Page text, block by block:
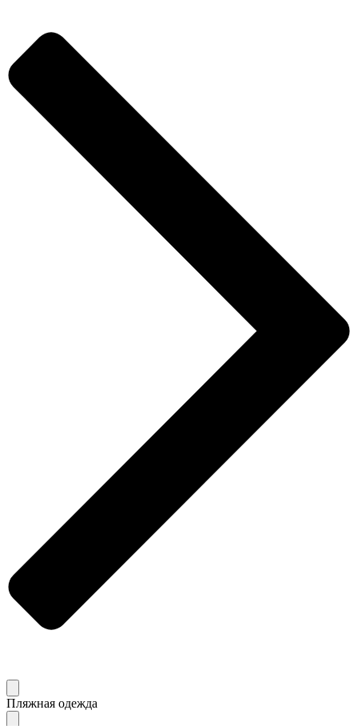
Пляжная одежда